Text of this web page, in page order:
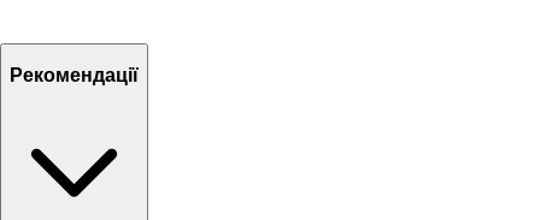
Рекомендації